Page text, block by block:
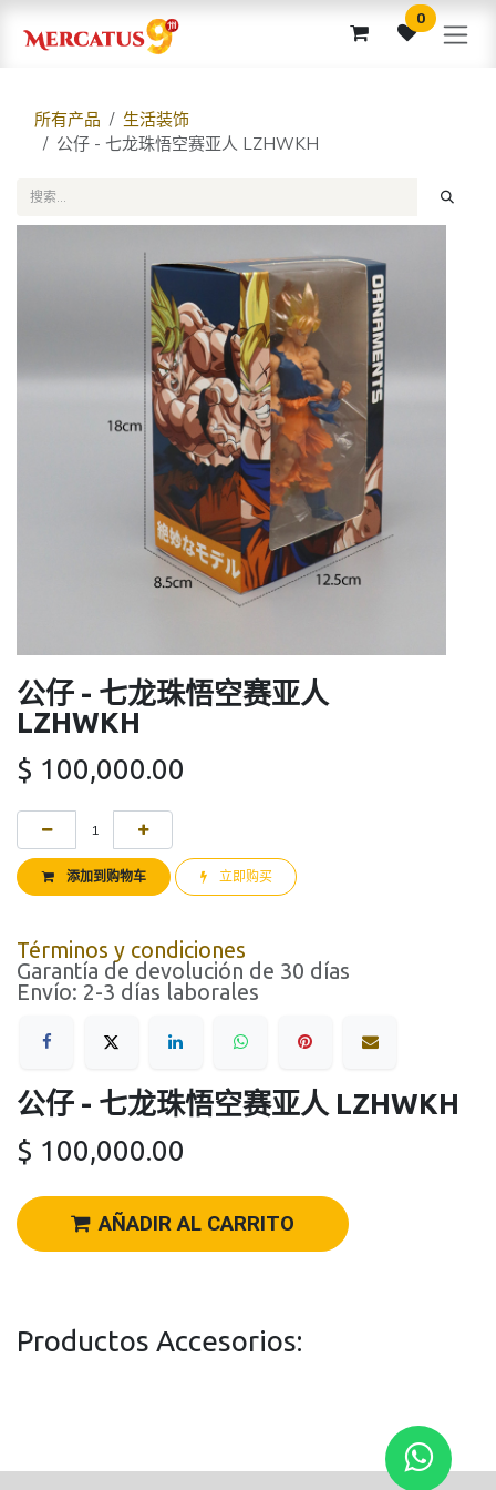
0
所有产品
生活装饰
公仔 - 七龙珠悟空赛亚人 LZHWKH
公仔 - 七龙珠悟空赛亚人
LZHWKH
$ 100,000.00
添加到购物车 立即购买
Términos y condiciones
Garantía de devolución de 30 días
Envío: 2-3 días laborales
公仔 - 七龙珠悟空赛亚人 LZHWKH
$ 100,000.00
AÑADIR AL CARRITO
Productos Accesorios: